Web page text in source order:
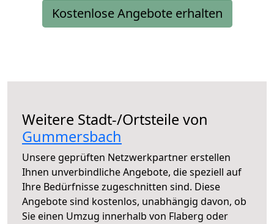
Kostenlose Angebote erhalten
Weitere Stadt-/Ortsteile von
Gummersbach
Unsere geprüften Netzwerkpartner erstellen
Ihnen unverbindliche Angebote, die speziell auf
Ihre Bedürfnisse zugeschnitten sind. Diese
Angebote sind kostenlos, unabhängig davon, ob
Sie einen Umzug innerhalb von Flaberg oder